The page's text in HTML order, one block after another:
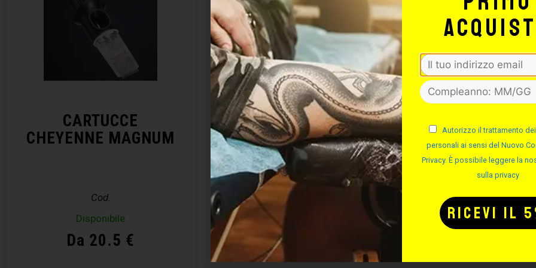
CARTUCCE
CHEYENNE MAGNUM
Cod.
Disponibile
Da 20.5 €
CARTUCCE
CHEYENNE SHADER
Da 25.86 €
CHEYENNE
MAGNUM
Cod.
Disponibile
Autorizzo il trattamento
personali ai sensi del Nuovo
Privacy. È possibile leggere la
sulla privacy